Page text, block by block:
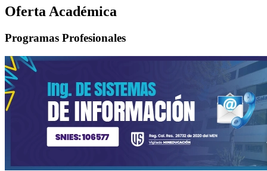
Oferta Académica
Programas Profesionales